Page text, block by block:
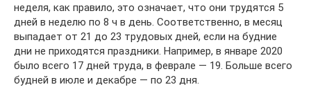
неделя, как правило, это означает, что они трудятся 5
дней в неделю по 8 ч в день. Соответственно, в месяц
выпадает от 21 до 23 трудовых дней, если на будние
дни не приходятся праздники. Например, в январе 2020
было всего 17 дней труда, в феврале — 19. Больше всего
будней в июле и декабре — по 23 дня.